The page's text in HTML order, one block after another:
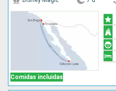
Comidas incluidas